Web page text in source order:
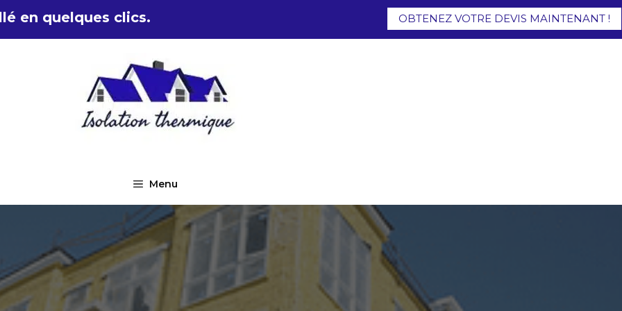
en quelques clics. OBTENEZ VOTRE DEVIS MAINTENANT !
Menu